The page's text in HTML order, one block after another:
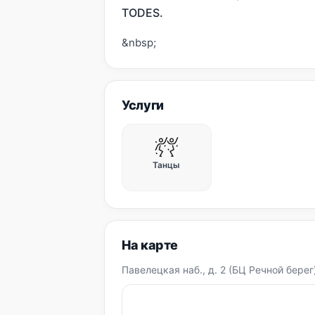
TODES.
&nbsp;
Услуги
Танцы
На карте
Павелецкая наб., д. 2 (БЦ Речной